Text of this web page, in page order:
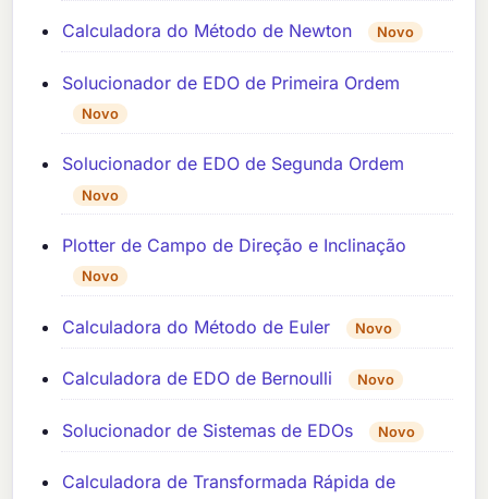
Calculadora do Método de Newton Novo
Solucionador de EDO de Primeira Ordem
Novo
Solucionador de EDO de Segunda Ordem
Novo
Plotter de Campo de Direção e Inclinação
Novo
Calculadora do Método de Euler Novo
Calculadora de EDO de Bernoulli Novo
Solucionador de Sistemas de EDOs Novo
Calculadora de Transformada Rápida de